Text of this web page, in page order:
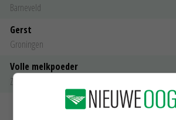
Barneveld
Gerst
Groningen
Volle melkpoeder
Zuivel NL
MEER MARKTPRIJZEN